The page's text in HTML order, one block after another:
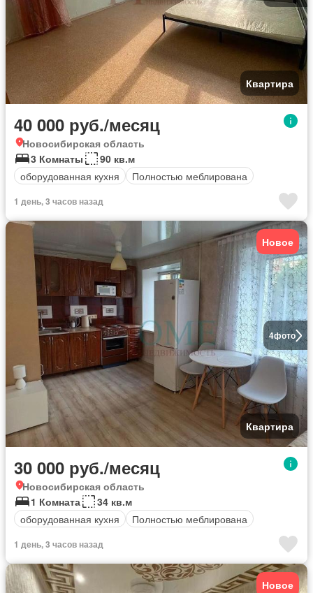
Квартира
40 000 руб./месяц
Новосибирская область
3 Комнаты
90 кв.м
оборудованная кухня
Полностью меблирована
1 день, 3 часов назад
4фото
Новое
Квартира
30 000 руб./месяц
Новосибирская область
1 Комната
34 кв.м
оборудованная кухня
Полностью меблирована
1 день, 3 часов назад
Новое